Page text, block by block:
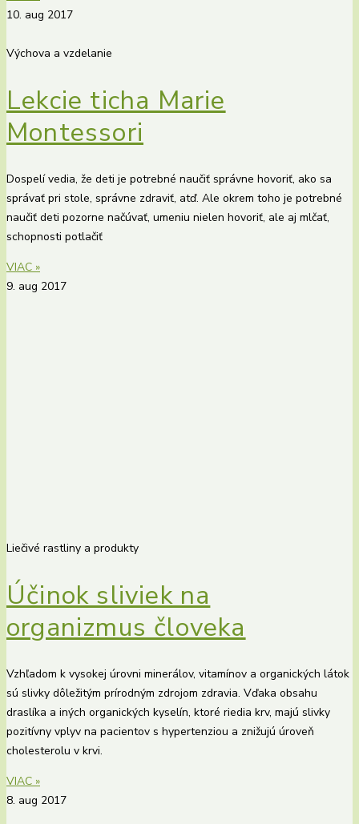
10. aug 2017
Výchova a vzdelanie
Lekcie ticha Marie
Montessori
Dospelí vedia, že deti je potrebné naučiť správne hovoriť, ako sa
správať pri stole, správne zdraviť, atď. Ale okrem toho je potrebné
naučiť deti pozorne načúvať, umeniu nielen hovoriť, ale aj mlčať,
schopnosti potlačiť
VIAC »
9. aug 2017
Liečivé rastliny a produkty
Účinok sliviek na
organizmus človeka
Vzhľadom k vysokej úrovni minerálov, vitamínov a organických látok
sú slivky dôležitým prírodným zdrojom zdravia. Vďaka obsahu
draslíka a iných organických kyselín, ktoré riedia krv, majú slivky
pozitívny vplyv na pacientov s hypertenziou a znižujú úroveň
cholesterolu v krvi.
VIAC »
8. aug 2017